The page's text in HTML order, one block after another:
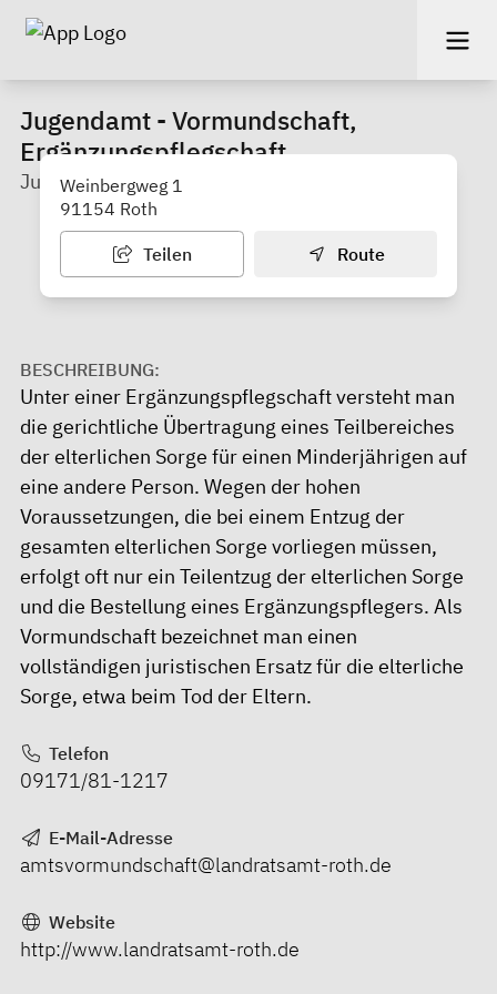
Jugendamt - Vormundschaft,
Ergänzungspflegschaft
Julia Kukula
Weinbergweg 1
91154 Roth
Teilen Route
BESCHREIBUNG:
Unter einer Ergänzungspflegschaft versteht man
die gerichtliche Übertragung eines Teilbereiches
der elterlichen Sorge für einen Minderjährigen auf
eine andere Person. Wegen der hohen
Voraussetzungen, die bei einem Entzug der
gesamten elterlichen Sorge vorliegen müssen,
erfolgt oft nur ein Teilentzug der elterlichen Sorge
und die Bestellung eines Ergänzungspflegers. Als
Vormundschaft bezeichnet man einen
vollständigen juristischen Ersatz für die elterliche
Sorge, etwa beim Tod der Eltern.
Telefon
09171/81-1217
E-Mail-Adresse
amtsvormundschaft@landratsamt-roth.de
Website
http://www.landratsamt-roth.de